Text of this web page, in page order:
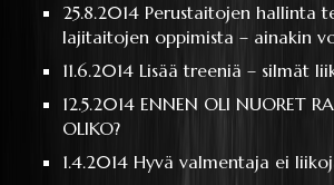
25.8.2014Perustaitojen hallinta
lajitaitojen oppimista – ainakin
11.6.2014Lisää treeniä – silmät
12.5.2014ENNEN OLI NUORET
OLIKO?
1.4.2014Hyvä valmentaja ei